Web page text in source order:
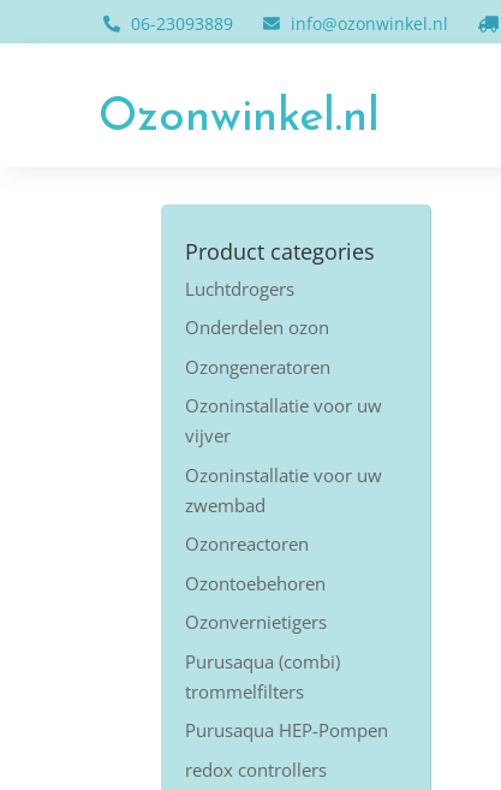
06-23093889 info@ozonwinkel.nl
Ozonwinkel.nl
Product categories
Luchtdrogers
Onderdelen ozon
Ozongeneratoren
Ozoninstallatie voor uw
vijver
Ozoninstallatie voor uw
zwembad
Ozonreactoren
Ozontoebehoren
Ozonvernietigers
Purusaqua (combi)
trommelfilters
Purusaqua HEP-Pompen
redox controllers